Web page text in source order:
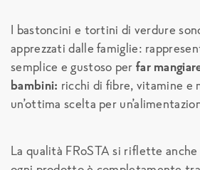
I bastoncini e tortini di verdure
apprezzati dalle famiglie:
semplice e gustoso per far
bambini: ricchi di fibre, vitamine e
un’ottima scelta per
La qualità FRoSTA si riflette